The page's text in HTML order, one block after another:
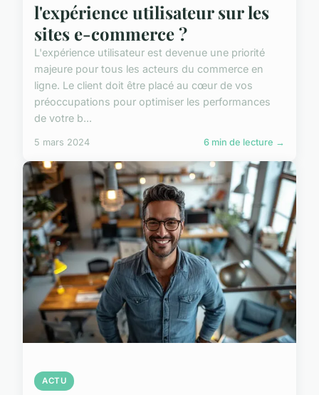
l'expérience utilisateur sur les
sites e-commerce ?
L'expérience utilisateur est devenue une priorité
majeure pour tous les acteurs du commerce en
ligne. Le client doit être placé au cœur de vos
préoccupations pour optimiser les performances
de votre b...
5 mars 2024 6 min de lecture →
ACTU